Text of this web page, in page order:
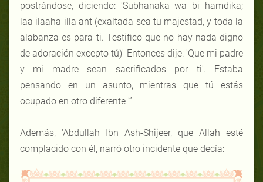
postrándose, diciendo: 'Subhanaka wa bi hamdika;
laa ilaaha illa ant (exaltada sea tu majestad, y toda la
alabanza es para ti. Testifico que no hay nada digno
de adoración excepto tú)' Entonces dije: 'Que mi padre
y mi madre sean sacrificados por ti'. Estaba
pensando en un asunto, mientras que tú estás
ocupado en otro diferente '”
Además, 'Abdullah Ibn Ash-Shijeer, que Allah esté
complacido con él, narró otro incidente que decía: